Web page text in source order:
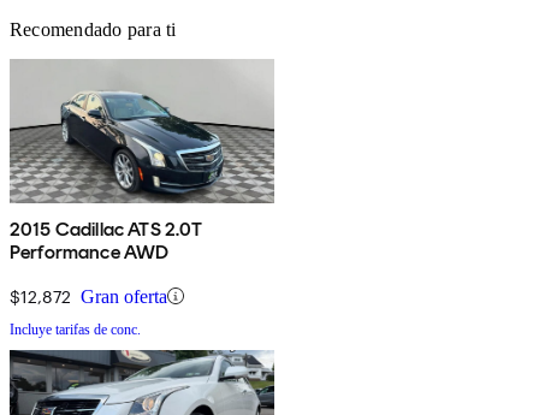
Recomendado para ti
2015 Cadillac ATS 2.0T
Performance AWD
$12,872 Gran oferta
Incluye tarifas de conc.